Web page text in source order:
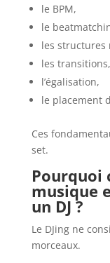
le BPM,
le
les structures
les transitions,
l’égalisation,
le placement
Ces
set.
Pourquoi
musique
un DJ ?
Le DJing ne
morceaux.